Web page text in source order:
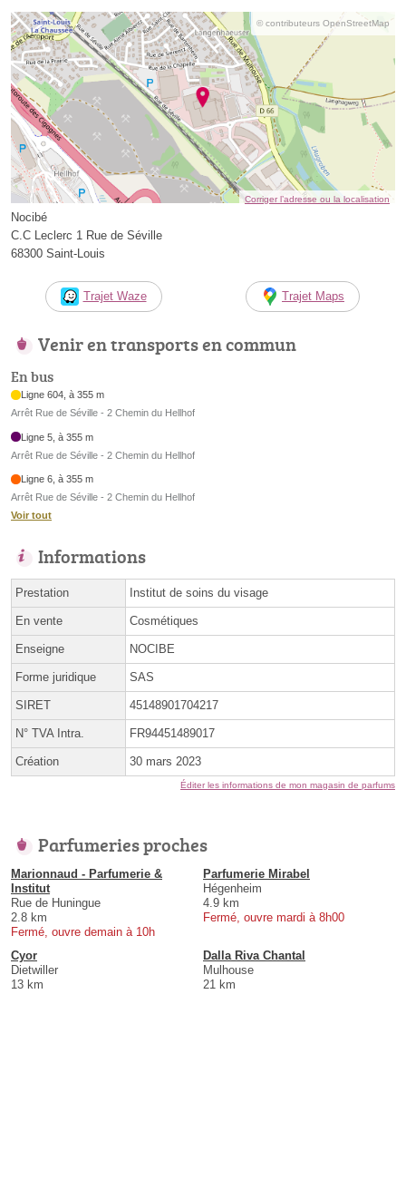
© contributeurs OpenStreetMap
Corriger l’adresse ou la localisation
Nocibé
C.C Leclerc 1 Rue de Séville
68300 Saint-Louis
Trajet Waze Trajet Maps
Venir en transports en commun
En bus
Ligne 604, à 355 m
Arrêt Rue de Séville - 2 Chemin du Hellhof
Ligne 5, à 355 m
Arrêt Rue de Séville - 2 Chemin du Hellhof
Ligne 6, à 355 m
Arrêt Rue de Séville - 2 Chemin du Hellhof
Voir tout
Informations
Prestation Institut de soins du visage
En vente Cosmétiques
Enseigne NOCIBE
Forme juridique SAS
SIRET 45148901704217
N° TVA Intra. FR94451489017
Création 30 mars 2023
Éditer les informations de mon magasin de parfums
Parfumeries proches
Marionnaud - Parfumerie &
Institut
Rue de Huningue
2.8 km
Fermé, ouvre demain à 10h
Parfumerie Mirabel
Hégenheim
4.9 km
Fermé, ouvre mardi à 8h00
Cyor
Dietwiller
13 km
Dalla Riva Chantal
Mulhouse
21 km